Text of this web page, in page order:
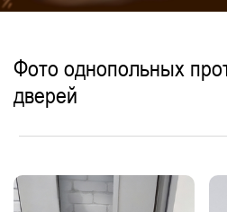
Фото однопольных
дверей